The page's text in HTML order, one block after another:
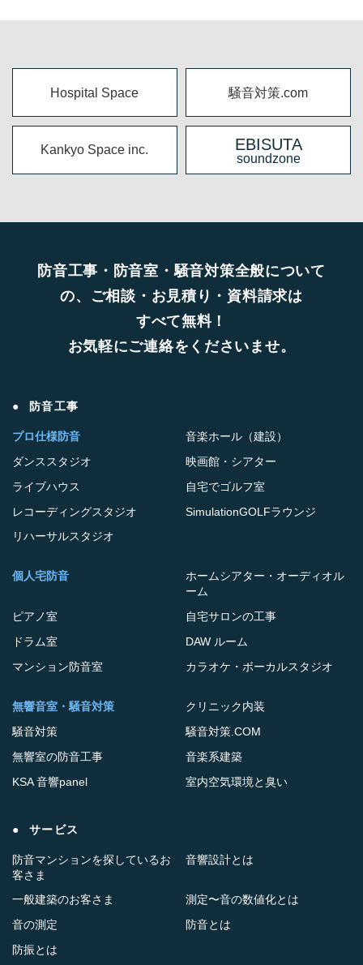
Hospital Space 騒音対策.com
Kankyo Space inc. EBISUTA
soundzone
防音工事・防音室・騒音対策全般について
の、ご相談・お見積り・資料請求は
すべて無料！
お気軽にご連絡をくださいませ。
防音工事
プロ仕様防音
ダンススタジオ
ライブハウス
レコーディングスタジオ
リハーサルスタジオ
音楽ホール（建設）
映画館・シアター
自宅でゴルフ室
SimulationGOLFラウンジ
個人宅防音
ピアノ室
ドラム室
マンション防音室
ホームシアター・オーディオル
ーム
自宅サロンの工事
DAW ルーム
カラオケ・ボーカルスタジオ
無響音室・騒音対策
騒音対策
無響室の防音工事
KSA 音響panel
室内空気環境と臭い
クリニック内装
騒音対策.COM
音楽系建築
サービス
防音マンションを探しているお
客さま
一般建築のお客さま
音の測定
防音とは
防振とは
音響設計とは
測定〜音の数値化とは